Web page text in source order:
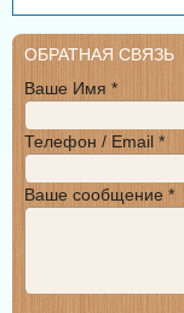
ОБРАТНАЯ СВЯЗЬ
Ваше Имя *
Телефон / Email *
Ваше сообщение *